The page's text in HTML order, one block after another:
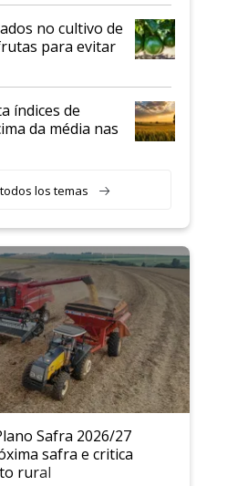
no cultivo de
para evitar
índices de
da média nas
los temas
Safra 2026/27
safra e critica
rural